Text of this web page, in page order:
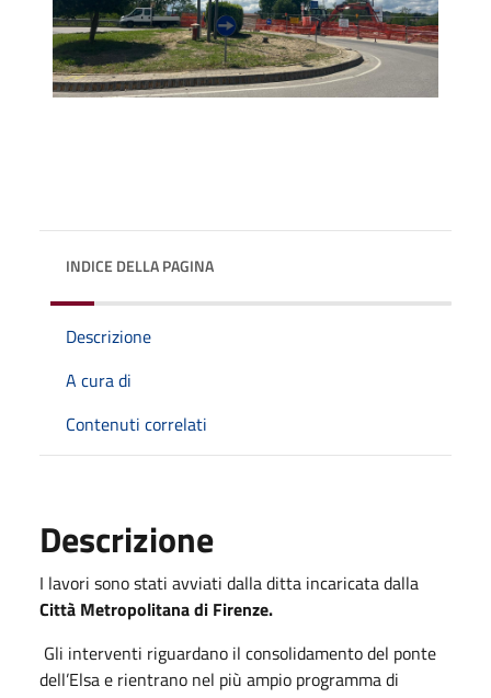
INDICE DELLA PAGINA
Descrizione
A cura di
Contenuti correlati
Descrizione
I lavori sono stati avviati dalla ditta incaricata dalla
Città Metropolitana di Firenze.
Gli interventi riguardano il consolidamento del ponte
dell’Elsa e rientrano nel più ampio programma di